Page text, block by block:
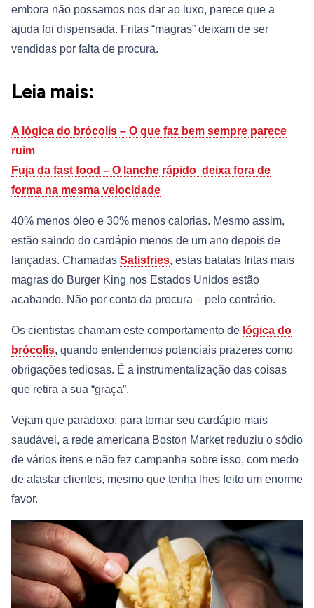
embora não possamos nos dar ao luxo, parece que a
ajuda foi dispensada. Fritas “magras” deixam de ser
vendidas por falta de procura.
Leia mais:
A lógica do brócolis – O que faz bem sempre parece
ruim
Fuja da fast food – O lanche rápido deixa fora de
forma na mesma velocidade
40% menos óleo e 30% menos calorias. Mesmo assim,
estão saindo do cardápio menos de um ano depois de
lançadas. Chamadas Satisfries, estas batatas fritas mais
magras do Burger King nos Estados Unidos estão
acabando. Não por conta da procura – pelo contrário.
Os cientistas chamam este comportamento de lógica do
brócolis, quando entendemos potenciais prazeres como
obrigações tediosas. É a instrumentalização das coisas
que retira a sua “graça”.
Vejam que paradoxo: para tornar seu cardápio mais
saudável, a rede americana Boston Market reduziu o sódio
de vários itens e não fez campanha sobre isso, com medo
de afastar clientes, mesmo que tenha lhes feito um enorme
favor.